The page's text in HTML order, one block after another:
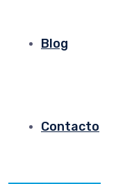
Blog
Contacto